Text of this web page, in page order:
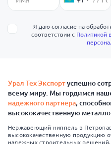
Я даю согласие на
соответствии с Политикой
Урал Тех Экспортуспешно
всему миру. Мы гордимся
надежного партнера,
высококачественную
Нержавеющий ниппель в
высококачественную продукцию
надежных строительных